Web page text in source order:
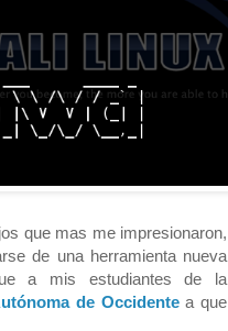
que mas me impresionaron,
de una herramienta nueva
a mis estudiantes de la
de Occidentea que